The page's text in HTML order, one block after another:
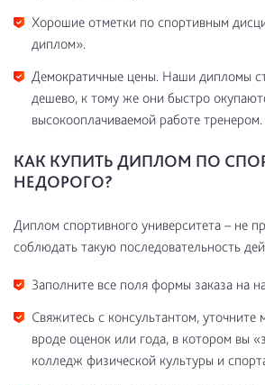
Хорошие отметки по спортивным
диплом».
Демократичные цены. Наши дипломы
дешево, к тому же они быстро
высокооплачиваемой работе тренером.
КАК КУПИТЬ ДИПЛОМ ПО
НЕДОРОГО?
Диплом спортивного университета – не
соблюдать такую последовательность
Заполните все поля формы заказа на
Свяжитесь с консультантом,
вроде оценок или года, в котором вы
колледж физической культуры и